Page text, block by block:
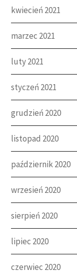
kwiecień 2021
marzec 2021
luty 2021
styczeń 2021
grudzień 2020
listopad 2020
październik 2020
wrzesień 2020
sierpień 2020
lipiec 2020
czerwiec 2020